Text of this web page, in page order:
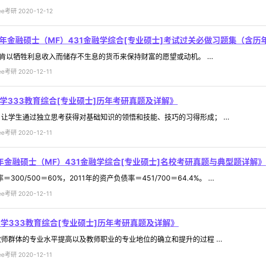
考研 2020-12-12
金融硕士（MF）431金融学综合[专业硕士]考试过关必做习题集（含历
以牺牲利息收入而储存不生息的货币来保持财富的愿望或动机。 ...
考研 2020-12-11
333教育综合[专业硕士]历年考研真题及详解》
学生通过独立思考获得对基础知识的领悟和技能、技巧的习得形成； ...
考研 2020-12-11
融硕士（MF）431金融学综合[专业硕士]名校考研真题与典型题详解》
＝300/500＝60%，2011年的资产负债率＝451/700＝64.4%。 ...
考研 2020-12-11
333教育综合[专业硕士]历年考研真题及详解》
群体的专业水平提高以及教师职业的专业地位的确立和提升的过程 ...
考研 2020-12-11